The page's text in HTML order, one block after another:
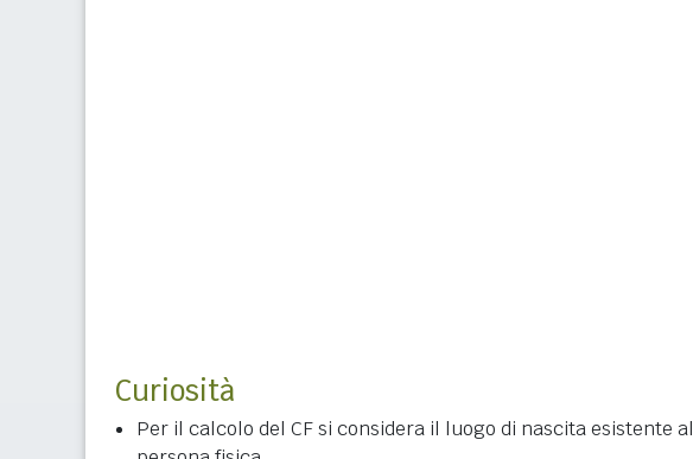
Curiosità
Per il calcolo del CF si considera il luogo di nascita esistente al